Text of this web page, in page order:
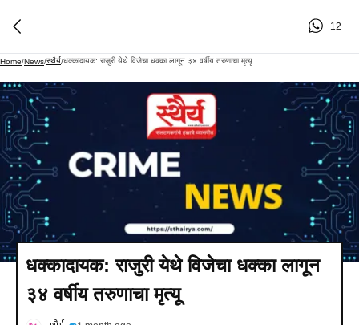
12
Home/News/स्थैर्य/धक्कादायक: राजुरी येथे विजेचा धक्का लागून ३४ वर्षीय तरुणाचा मृत्यू
धक्कादायक: राजुरी येथे विजेचा धक्का लागून
३४ वर्षीय तरुणाचा मृत्यू